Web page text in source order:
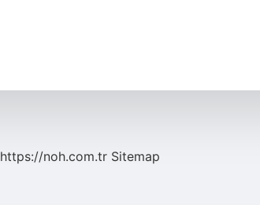
https://noh.com.tr Sitemap